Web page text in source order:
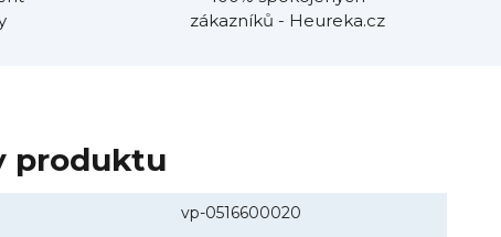
zákazníků - Heureka.cz
produktu
vp-0516600020